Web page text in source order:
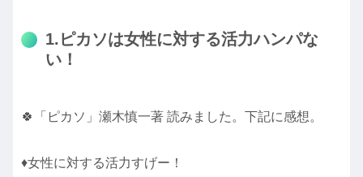
1.ピカソは女性に対する活力ハンパな
い！
🍀「ピカソ」瀬木慎一著 読みました。下記に感想。
♦女性に対する活力すげー！